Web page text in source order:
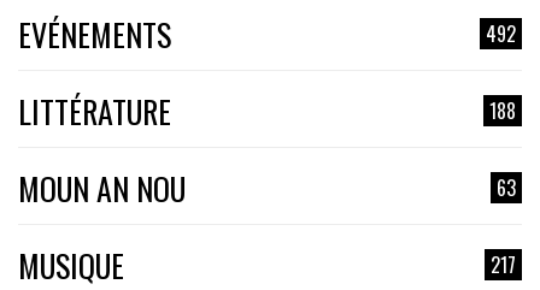
EVÉNEMENTS 492
LITTÉRATURE 188
MOUN AN NOU 63
MUSIQUE 217